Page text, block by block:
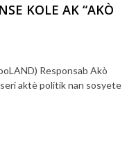
KOLE AK “AKÒ
Responsab Akò
aktè politik nan sosyete